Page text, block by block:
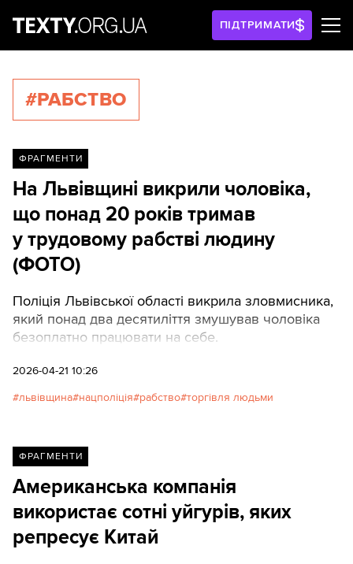
ПІДТРИМАТИ
#РАБСТВО
ФРАГМЕНТИ
На Львівщині викрили чоловіка,
що понад 20 років тримав
у трудовому рабстві людину
(ФОТО)
Поліція Львівської області викрила зловмисника,
який понад два десятиліття змушував чоловіка
безоплатно працювати на себе.
2026-04-21 10:26
львівщина нацполіція рабство торгівля людьми
ФРАГМЕНТИ
Американська компанія
використає сотні уйгурів, яких
репресує Китай